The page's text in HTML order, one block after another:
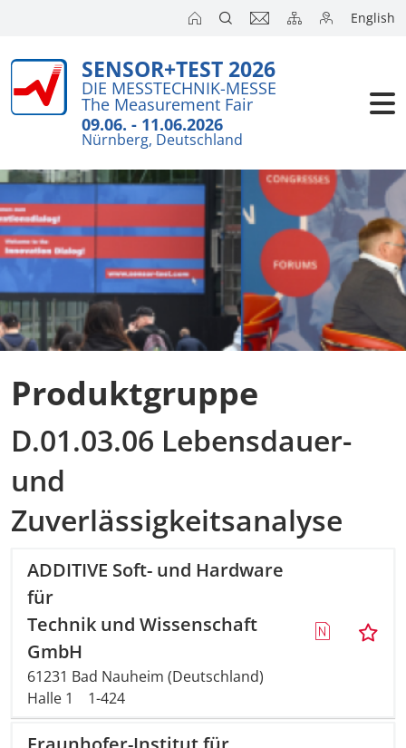
English
SENSOR+TEST 2026
DIE MESSTECHNIK-MESSE
The Measurement Fair
09.06. - 11.06.2026
Nürnberg, Deutschland
Produktgruppe
D.01.03.06 Lebensdauer-
und
Zuverlässigkeitsanalyse
ADDITIVE Soft- und Hardware
für
Technik und Wissenschaft
GmbH
61231 Bad Nauheim (Deutschland)
Halle 1
1-424
Besucher
Presse